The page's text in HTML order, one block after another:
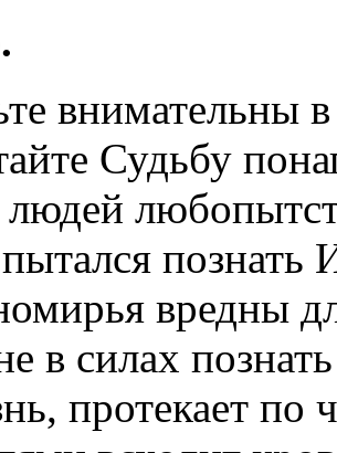
внимательны
Судьбу
познать
вредны
в силах
протекает по